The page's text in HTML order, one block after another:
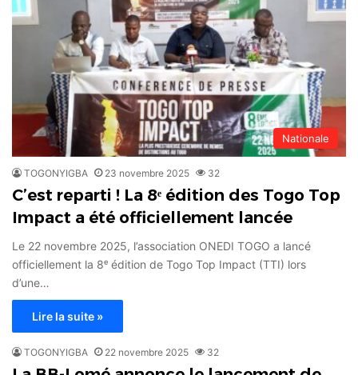
Nationale
TOGONYIGBA 23 novembre 2025 32
C’est reparti ! La 8ᵉ édition des Togo Top
Impact a été officiellement lancée
Le 22 novembre 2025, l’association ONEDI TOGO a lancé
officiellement la 8ᵉ édition de Togo Top Impact (TTI) lors
d’une…
Lire la suite »
TOGONYIGBA 22 novembre 2025 32